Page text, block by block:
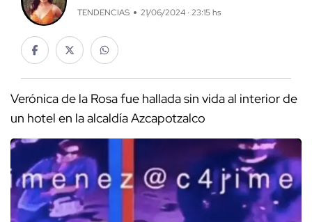
TENDENCIAS 21/06/2024 · 23:15 hs
Verónica de la Rosa fue hallada sin vida al interior de
un hotel en la alcaldía Azcapotzalco